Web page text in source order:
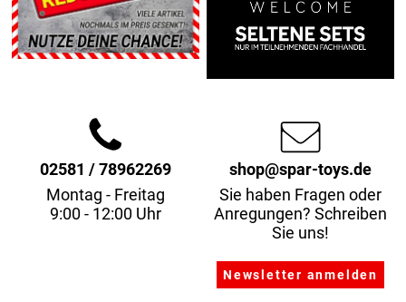
02581 / 78962269
Montag - Freitag
9:00 - 12:00 Uhr
shop@spar-toys.de
Sie haben Fragen oder
Anregungen? Schreiben
Sie uns!